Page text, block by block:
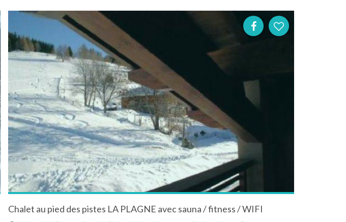
Chalet au pied des pistes LA PLAGNE avec sauna / fitness / WIFI